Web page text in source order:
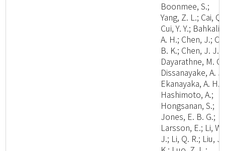
Boonmee, S.;
Yang, Z. L.; Cai,
Cui, Y. Y.; Bahkali,
A. H.; Chen, J.;
B. K.; Chen, J. J.;
Dayarathne, M.
Dissanayake, A.
Ekanayaka, A. H.;
Hashimoto, A.;
Hongsanan, S.;
Jones, E. B. G.;
Larsson, E.; Li, W.
J.; Li, Q. R.; Liu, J.